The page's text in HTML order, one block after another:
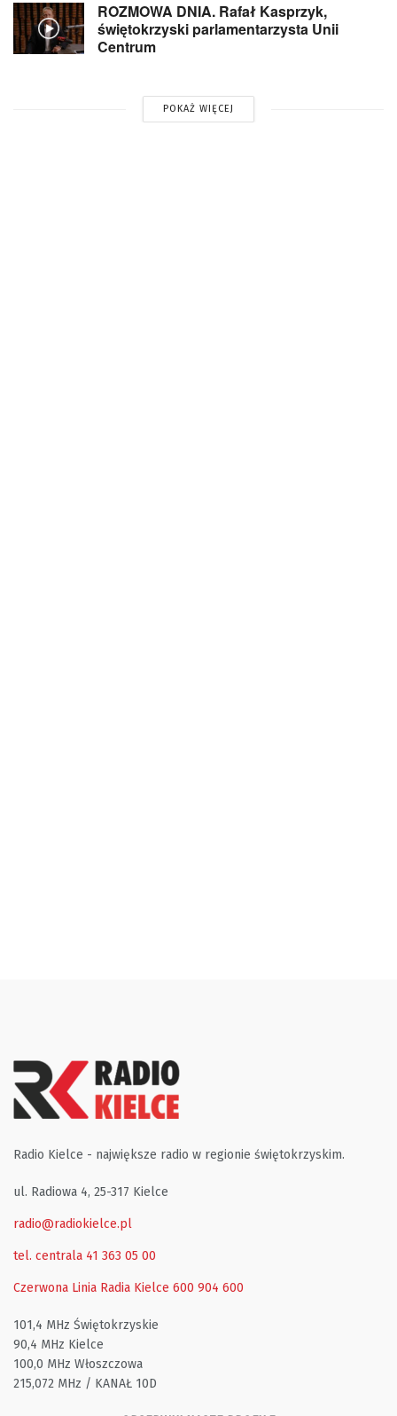
ROZMOWA DNIA. Rafał Kasprzyk,
świętokrzyski parlamentarzysta Unii
Centrum
POKAŻ WIĘCEJ
Radio Kielce - największe radio w regionie świętokrzyskim.
ul. Radiowa 4, 25-317 Kielce
radio@radiokielce.pl
tel. centrala 41 363 05 00
Czerwona Linia Radia Kielce 600 904 600
101,4 MHz Świętokrzyskie
90,4 MHz Kielce
100,0 MHz Włoszczowa
215,072 MHz / KANAŁ 10D